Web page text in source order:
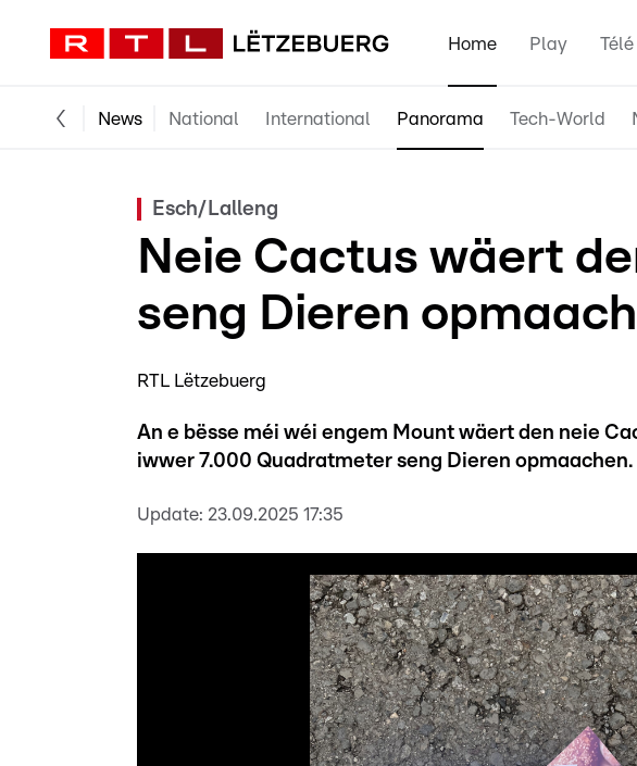
Home Play Télé
News National International Panorama Tech-World
Esch/Lalleng
Neie Cactus wäert
seng Dieren
RTL Lëtzebuerg
An e bësse méi wéi engem Mount wäert den neie
iwwer 7.000 Quadratmeter seng Dieren opmaachen.
Update: 23.09.2025 17:35